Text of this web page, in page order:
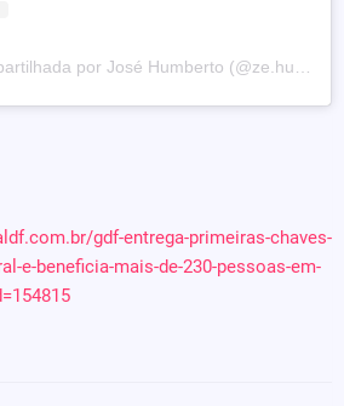
gdf-entrega-primeiras-chaves-
e-beneficia-mais-de-230-pessoas-em-